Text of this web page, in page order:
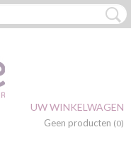
UW WINKELWAGEN
Geen producten (0)